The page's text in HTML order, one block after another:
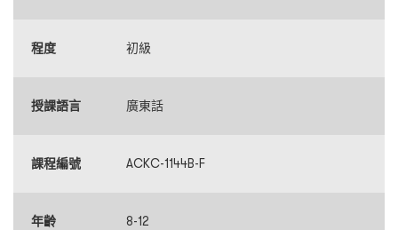
程度 初級
授課語言 廣東話
課程編號 ACKC-1144B-F
年齡 8-12